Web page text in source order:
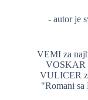
- autor je
VEMI za
VOSKAR
VULICER
"Romani sa